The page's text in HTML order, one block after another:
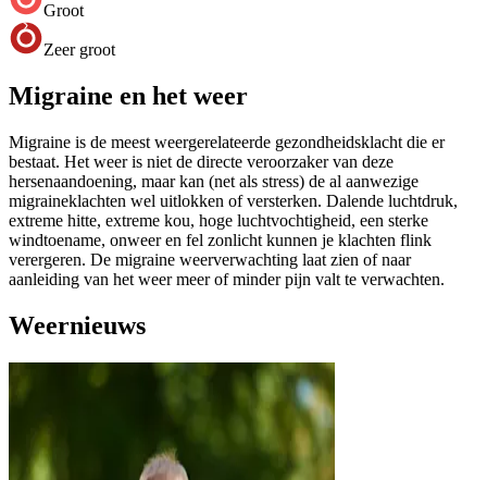
Groot
Zeer groot
Migraine en het weer
Migraine is de meest weergerelateerde gezondheidsklacht die er
bestaat. Het weer is niet de directe veroorzaker van deze
hersenaandoening, maar kan (net als stress) de al aanwezige
migraineklachten wel uitlokken of versterken. Dalende luchtdruk,
extreme hitte, extreme kou, hoge luchtvochtigheid, een sterke
windtoename, onweer en fel zonlicht kunnen je klachten flink
verergeren. De migraine weerverwachting laat zien of naar
aanleiding van het weer meer of minder pijn valt te verwachten.
Weernieuws